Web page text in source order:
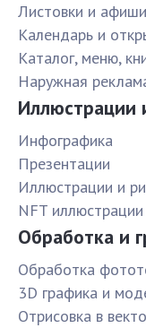
Листовки и афиши
Календарь и
Каталог, меню,
Наружная
Иллюстрации
Инфографика
Презентации
Иллюстрации и
NFT иллюстрации
Обработка и
Обработка
3D графика и
Отрисовка в